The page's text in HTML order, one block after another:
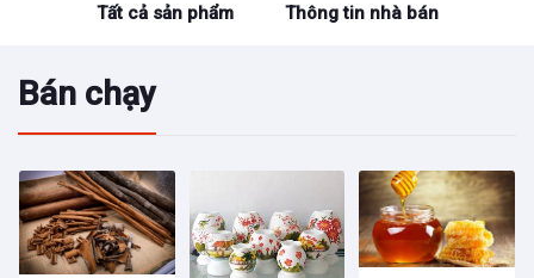
Tất cả sản phẩm Thông tin nhà bán
Bán chạy